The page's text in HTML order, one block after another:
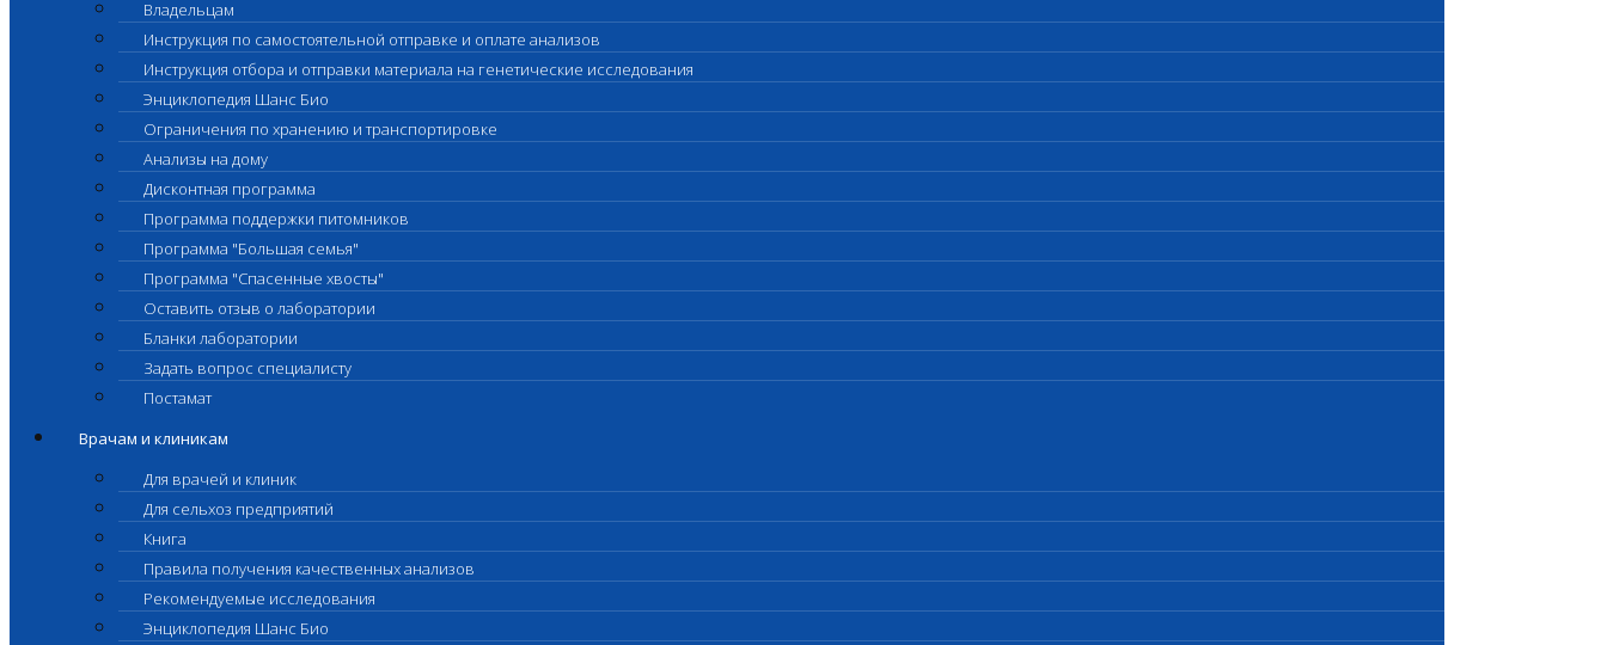
Владельцам
Инструкция по самостоятельной отправке и оплате анализов
Инструкция отбора и отправки материала на генетические исследования
Энциклопедия Шанс Био
Ограничения по хранению и транспортировке
Анализы на дому
Дисконтная программа
Программа поддержки питомников
Программа "Большая семья"
Программа "Спасенные хвосты"
Оставить отзыв о лаборатории
Бланки лаборатории
Задать вопрос специалисту
Постамат
Врачам и клиникам
Для врачей и клиник
Для сельхоз предприятий
Книга
Правила получения качественных анализов
Рекомендуемые исследования
Энциклопедия Шанс Био